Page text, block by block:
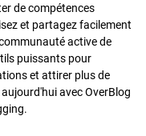
de compétences
et partagez facilement
active de
puissants pour
et attirer plus de
avec OverBlog